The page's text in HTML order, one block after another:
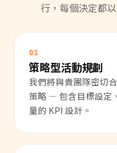
行，每個決定都
01
策略型活動規劃
我們將與貴團隊密切
策略 — 包含目標設定
量的 KPI 設計。